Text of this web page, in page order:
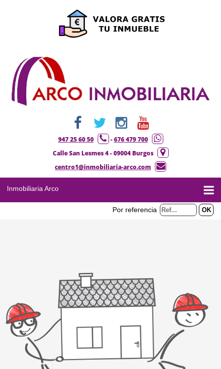
947 25 60 50 -676 479 700
Calle San Lesmes 4 - 09004 Burgos
centro1@inmobiliaria-arco.com
Inmobiliaria Arco
Por referencia